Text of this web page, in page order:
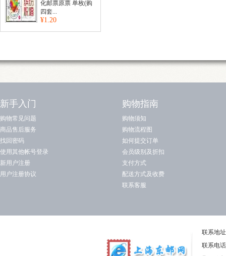
化邮票原票 单枚(购
四套...
¥1.20
新手入门
购物常见问题
商品售后服务
找回密码
使用其他帐号登录
新用户注册
用户注册协议
购物指南
购物须知
购物流程图
如何提交订单
会员级别及折扣
支付方式
配送方式及收费
联系客服
联系地
联系电